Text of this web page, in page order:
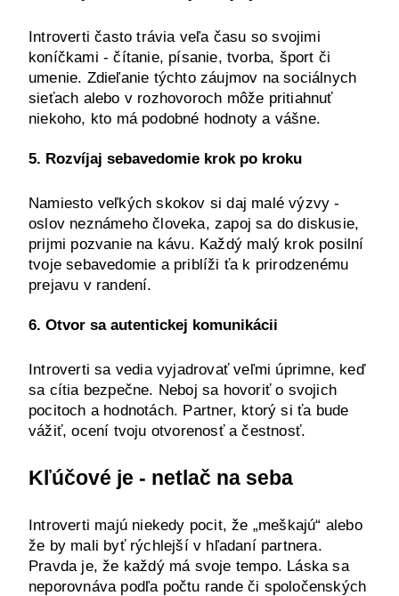
Introverti často trávia veľa času so svojimi
koníčkami - čítanie, písanie, tvorba, šport či
umenie. Zdieľanie týchto záujmov na sociálnych
sieťach alebo v rozhovoroch môže pritiahnuť
niekoho, kto má podobné hodnoty a vášne.
5. Rozvíjaj sebavedomie krok po kroku
Namiesto veľkých skokov si daj malé výzvy -
oslov neznámeho človeka, zapoj sa do diskusie,
prijmi pozvanie na kávu. Každý malý krok posilní
tvoje sebavedomie a priblíži ťa k prirodzenému
prejavu v randení.
6. Otvor sa autentickej komunikácii
Introverti sa vedia vyjadrovať veľmi úprimne, keď
sa cítia bezpečne. Neboj sa hovoriť o svojich
pocitoch a hodnotách. Partner, ktorý si ťa bude
vážiť, ocení tvoju otvorenosť a čestnosť.
Kľúčové je - netlač na seba
Introverti majú niekedy pocit, že „meškajú“ alebo
že by mali byť rýchlejší v hľadaní partnera.
Pravda je, že každý má svoje tempo. Láska sa
neporovnáva podľa počtu rande či spoločenských